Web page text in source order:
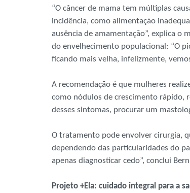
“O câncer de mama tem múltiplas
incidência, como alimentação
ausência de amamentação”, explica o
do envelhecimento populacional: “O
ficando mais velha, infelizmente,
A recomendação é que mulheres
como nódulos de crescimento rápido,
desses sintomas, procurar um
O tratamento pode envolver cirurgia,
dependendo das particularidades do
apenas diagnosticar cedo”, conclui
Projeto +Ela: cuidado integral para a